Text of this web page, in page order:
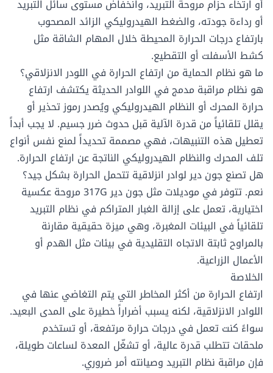
أو ارتخاء حزام مروحة التبريد، وانخفاض مستوى سائل التبريد
أو رداءة جودته، والضغط الهيدروليكي الزائد المصحوب
بارتفاع درجات الحرارة المحيطة خلال المهام الشاقة مثل
كشط الأسفلت أو التقطيع.
ما هو نظام الحماية من ارتفاع الحرارة في اللودر الانزلاقي؟
هو نظام مراقبة مدمج في اللوادر الحديثة يكتشف ارتفاع
حرارة المحرك أو النظام الهيدروليكي ويُصدر رموز تحذير أو
يقلل تلقائياً من قدرة الآلية قبل حدوث ضرر جسيم. لا يجب أبداً
تعطيل هذه التنبيهات، فهي مصممة تحديداً لمنع نفس أنواع
تلف المحرك والنظام الهيدروليكي الناتجة عن ارتفاع الحرارة.
هل تصنع جون دير لوادر انزلاقية تتحمل الحرارة بشكل جيد؟
نعم. تتوفر في موديلات مثل جون دير 317G مروحة عكسية
اختيارية، تعمل على إزالة الغبار المتراكم في نظام التبريد
تلقائياً في البيئات المغبرة، وهي ميزة حقيقية مقارنة
بالمراوح ثابتة الاتجاه التقليدية في بيئات مثل الهدم أو
الأعمال الزراعية.
الخلاصة
ارتفاع الحرارة من أكثر المخاطر التي يتم التغاضي عنها في
اللوادر الانزلاقية، لكنه يسبب أضراراً خطيرة على المدى البعيد.
سواءً كنت تعمل في درجات حرارة مرتفعة، أو تستخدم
ملحقات تتطلب قدرة عالية، أو تشغّل المعدة لساعات طويلة،
فإن مراقبة نظام التبريد وصيانته أمر ضروري.